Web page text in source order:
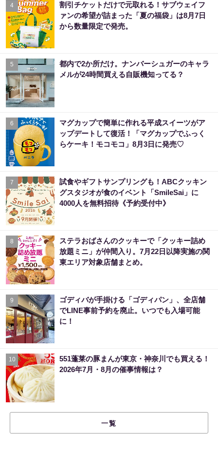
4
割引チケットだけで元取れる！サブウェイフ
ァンの希望が詰まった「夏の福袋」は8月7日
から数量限定で発売。
5
都内で2か所だけ。ナンバーシュガーのキャラ
メルが24時間買える自販機知ってる？
6
マグカップで簡単に作れる平成スイーツがア
ップデートして復活！「マグカップでふっく
らケーキ！モコモコ」8月3日に発売♡
7
試食やギフトサンプリングも！ABCクッキン
グスタジオが食のイベント「SmileSai」に
4000人を無料招待《予約受付中》
8
ステラおばさんのクッキーで「クッキー詰め
放題ミニ」が仲間入り。7月22日以降実施の関
東エリア対象店舗まとめ。
9
ゴディバが手掛ける「ゴディパン」、全店舗
でLINE事前予約を廃止。いつでも入場可能
に！
10
551蓬莱の豚まんが東京・神奈川でも買える！
2026年7月・8月の催事情報は？
一覧